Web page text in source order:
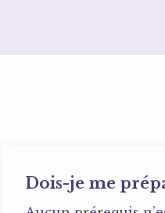
Dois-je me